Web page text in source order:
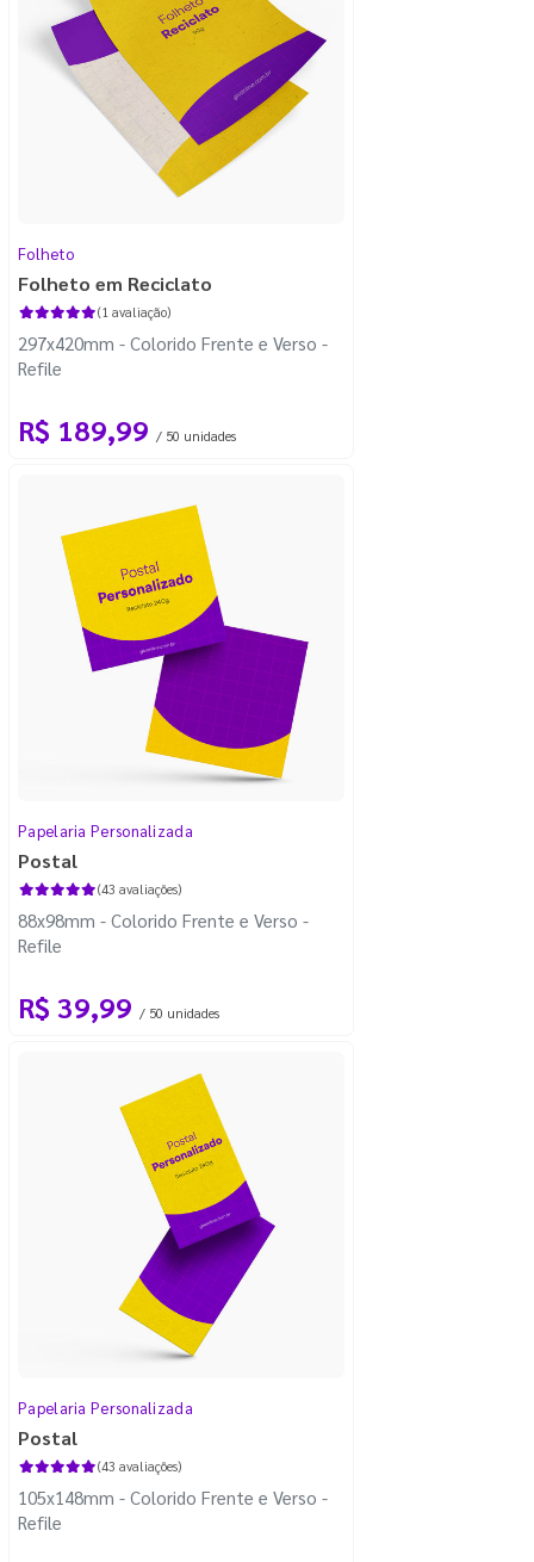
Folheto
Folheto em Reciclato
(1 avaliação)
297x420mm - Colorido Frente e Verso -
Refile
R$ 189,99 / 50 unidades
Papelaria Personalizada
Postal
(43 avaliações)
88x98mm - Colorido Frente e Verso -
Refile
R$ 39,99 / 50 unidades
Papelaria Personalizada
Postal
(43 avaliações)
105x148mm - Colorido Frente e Verso -
Refile